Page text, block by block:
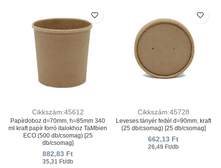
Cikkszám:45612
Papírdoboz d=70mm, h=85mm 340
ml kraft papír forró italokhoz TaMbien
ECO (500 db/csomag) [25
db/csomag]
882,83 Ft
35,31 Ft/db
Cikkszám:45728
Leveses tányér fedél d=90mm, kraft
(25 db/csomag) [25 db/csomag]
662,13 Ft
26,49 Ft/db